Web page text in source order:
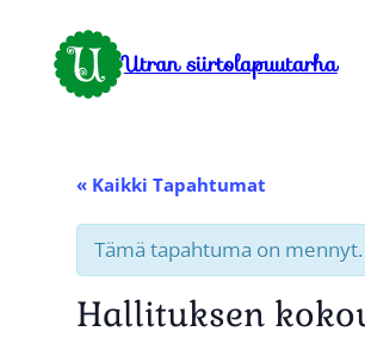
Utran siirtolapuutarha
« Kaikki Tapahtumat
Tämä tapahtuma on mennyt.
Hallituksen